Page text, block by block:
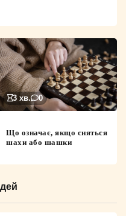
3 хв. 0
Що означає, якщо сняться
шахи або шашки